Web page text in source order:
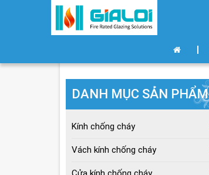
DANH MỤC SẢN PHẨM
Kính chống cháy
Vách kính chống cháy